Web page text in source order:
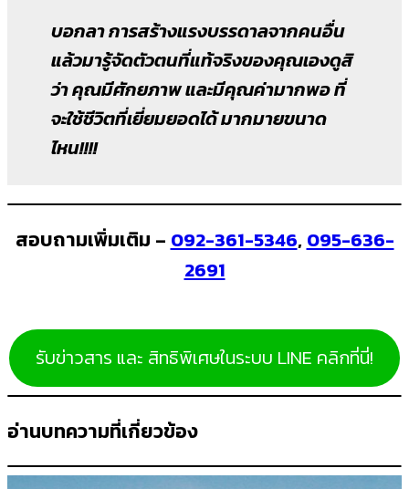
บอกลา การสร้างแรงบรรดาลจากคนอื่น
แล้วมารู้จัดตัวตนที่แท้จริงของคุณเองดูสิ
ว่า คุณมีศักยภาพ และมีคุณค่ามากพอ ที่
จะใช้ชีวิตที่เยี่ยมยอดได้ มากมายขนาด
ไหน!!!!
สอบถามเพิ่มเติม – 092-361-5346, 095-636-
2691
รับข่าวสาร และ สิทธิพิเศษในระบบ LINE คลิกที่นี่!
อ่านบทความที่เกี่ยวข้อง